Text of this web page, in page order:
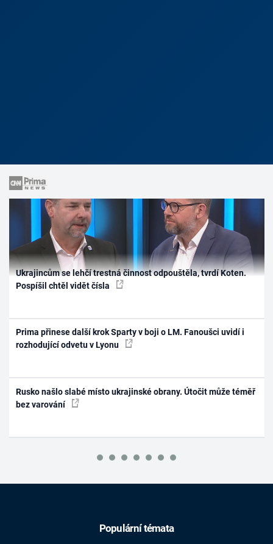
Ukrajincům se lehčí trestná činnost odpouštěla, tvrdí Koten.
Pospíšil chtěl vidět čísla
Prima přinese další krok Sparty v boji o LM. Fanoušci uvidí i
rozhodující odvetu v Lyonu
Rusko našlo slabé místo ukrajinské obrany. Útočit může téměř
bez varování
Populární témata